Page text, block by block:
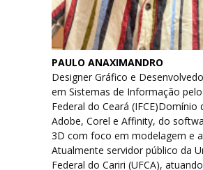
PAULO ANAXIMANDRO
Designer Gráfico e
em Sistemas de Informação
Federal do Ceará (IFCE)Domínio
Adobe, Corel e Affinity, do
3D com foco em modelagem e
Atualmente servidor público da
Federal do Cariri (UFCA),